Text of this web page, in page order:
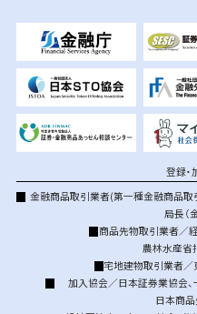
登録・
金融商品取引業者(第一種金融商品
局長（
商品先物取引業者／
農林水産省
宅地建物取引業者／
加入協会／日本証券業協会、
日本商